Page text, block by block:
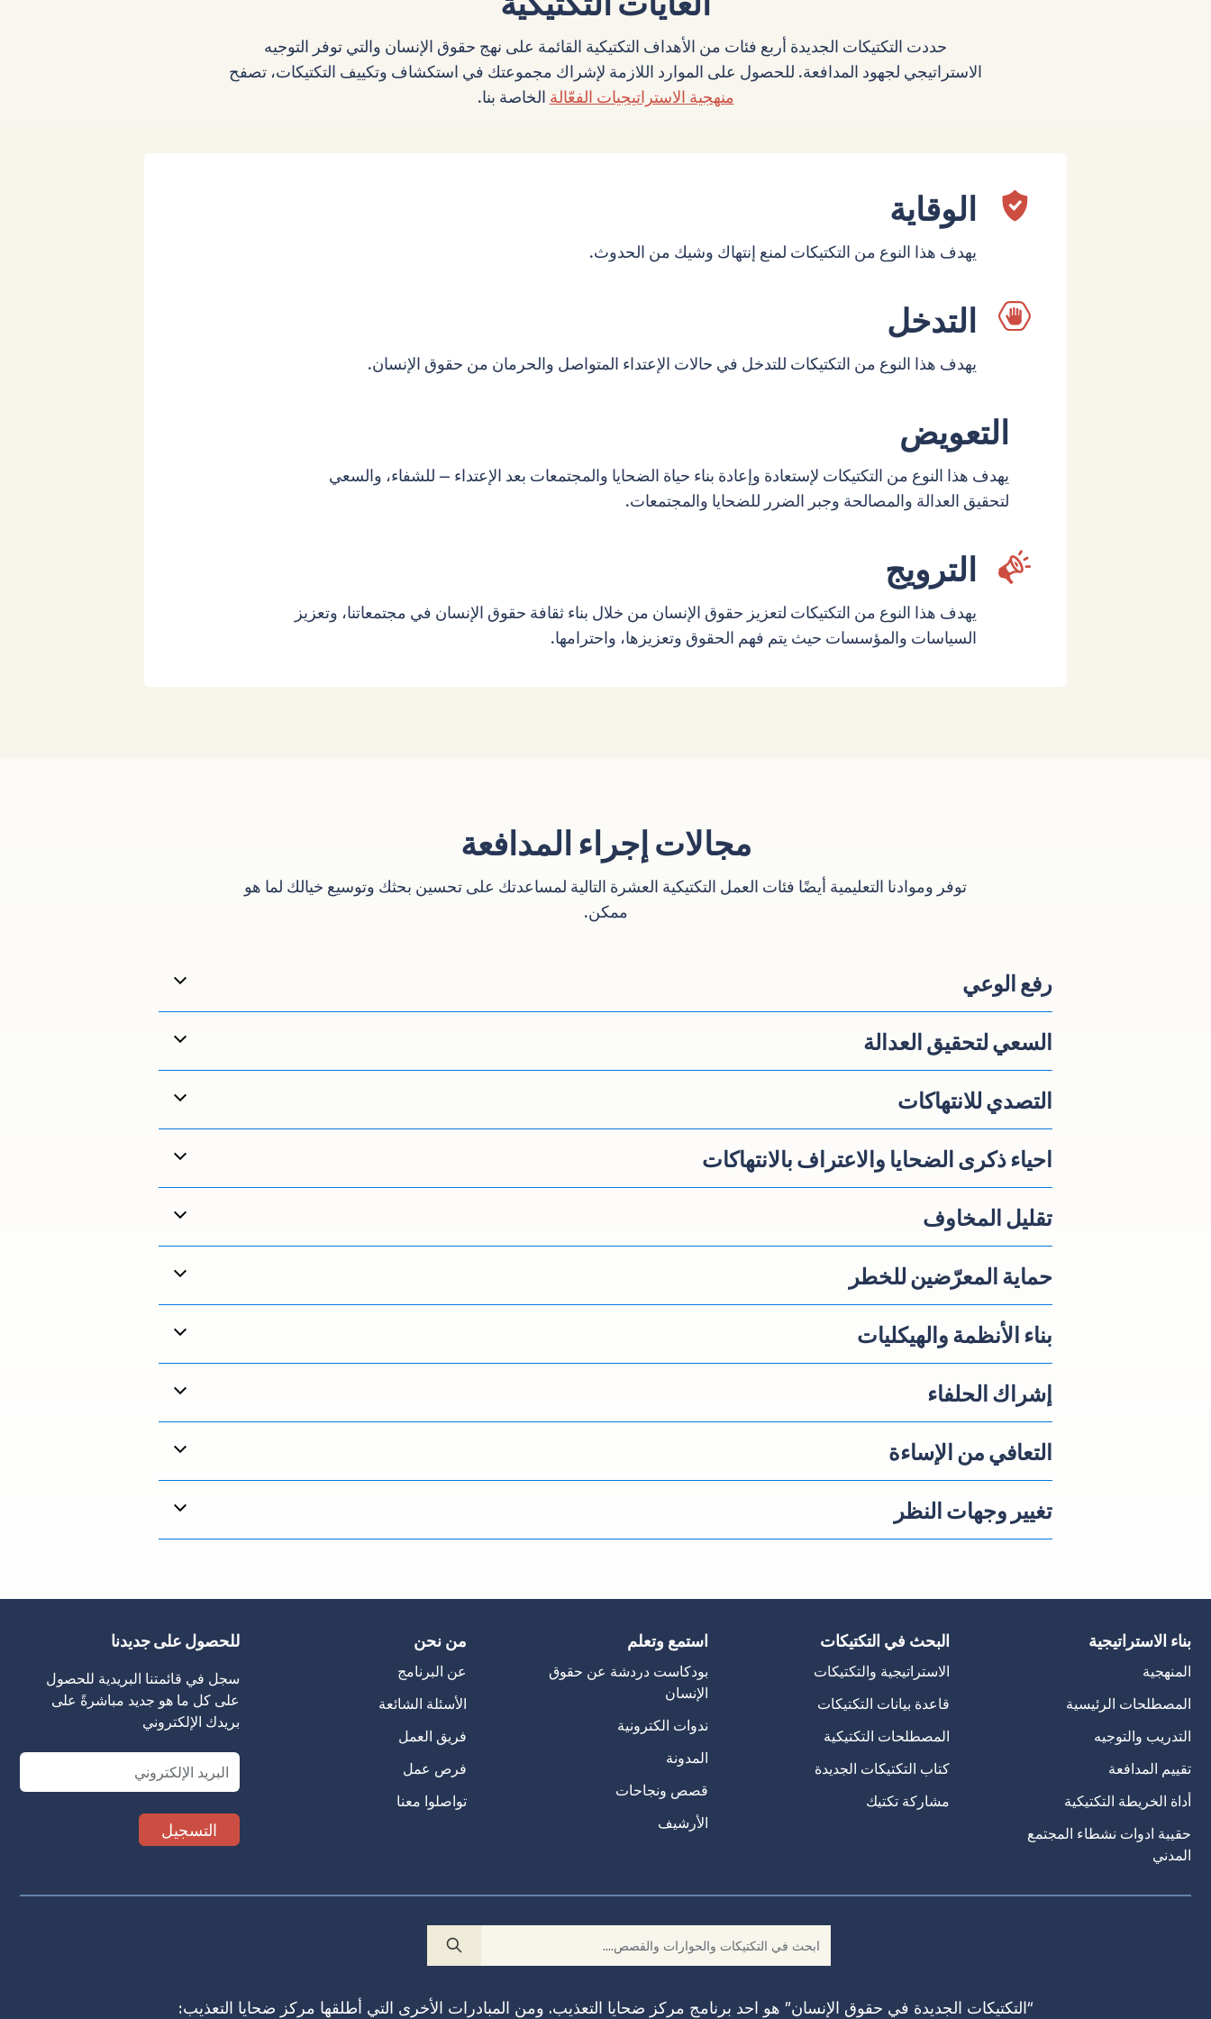
حددت التكتيكات الجديدة أربع فئات من الأهداف التكتيكية القائمة على نهج حقوق الإنسان والتي توفر التوجيه
الاستراتيجي لجهود المدافعة. للحصول على الموارد اللازمة لإشراك مجموعتك في استكشاف وتكييف التكتيكات، تصفح
منهجية الاستراتيجيات الفعّالة الخاصة بنا.
الوقاية
يهدف هذا النوع من التكتيكات لمنع إنتهاك وشيك من الحدوث.
التدخل
يهدف هذا النوع من التكتيكات للتدخل في حالات الإعتداء المتواصل والحرمان من حقوق الإنسان.
التعويض
يهدف هذا النوع من التكتيكات لإستعادة وإعادة بناء حياة الضحايا والمجتمعات بعد الإعتداء – للشفاء، والسعي
لتحقيق العدالة والمصالحة وجبر الضرر للضحايا والمجتمعات.
الترويج
يهدف هذا النوع من التكتيكات لتعزيز حقوق الإنسان من خلال بناء ثقافة حقوق الإنسان في مجتمعاتنا، وتعزيز
السياسات والمؤسسات حيث يتم فهم الحقوق وتعزيزها، واحترامها.
مجالات إجراء المدافعة
توفر وموادنا التعليمية أيضًا فئات العمل التكتيكية العشرة التالية لمساعدتك على تحسين بحثك وتوسيع خيالك لما هو
ممكن.
رفع الوعي
السعي لتحقيق العدالة
التصدي للانتهاكات
احياء ذكرى الضحايا والاعتراف بالانتهاكات
تقليل المخاوف
حماية المعرّضين للخطر
بناء الأنظمة والهيكليات
إشراك الحلفاء
التعافي من الإساءة
تغيير وجهات النظر
للحصول على جديدنا
سجل في قائمتنا البريدية للحصول
على كل ما هو جديد مباشرةً على
بريدك الإلكتروني
Email
بناء الاستراتيجية
المنهجية
المصطلحات الرئيسية
التدريب والتوجيه
تقييم المدافعة
أداة الخريطة التكتيكية
حقيبة ادوات نشطاء المجتمع
المدني
البحث في التكتيكات
الاستراتيجية والتكتيكات
قاعدة بيانات التكتيكات
المصطلحات التكتيكية
كتاب التكتيكات الجديدة
مشاركة تكتيك
استمع وتعلم
بودكاست دردشة عن حقوق
الإنسان
ندوات الكترونية
المدونة
قصص ونجاحات
الأرشيف
من نحن
عن البرنامج
الأسئلة الشائعة
فريق العمل
فرص عمل
تواصلوا معنا
“التكتيكات الجديدة في حقوق الإنسان” هو احد برنامج مركز ضحايا التعذيب. ومن المبادرات الأخرى التي أطلقها مركز ضحايا التعذيب: